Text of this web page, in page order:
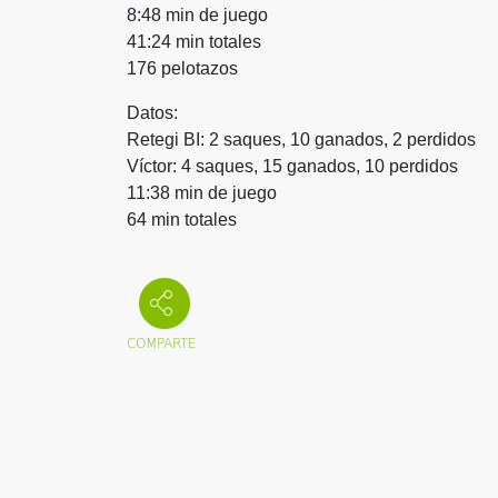
8:48 min de juego
41:24 min totales
176 pelotazos
Datos:
Retegi BI: 2 saques, 10 ganados, 2 perdidos
Víctor: 4 saques, 15 ganados, 10 perdidos
11:38 min de juego
64 min totales